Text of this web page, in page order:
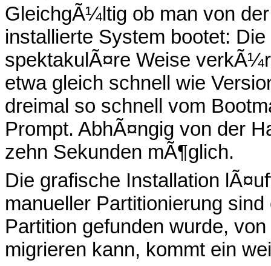
GleichgÃ¼ltig ob man von
installierte System bootet:
spektakulÃ¤re Weise
etwa gleich schnell wie
dreimal so schnell vom
Prompt. AbhÃ¤ngig von der
zehn Sekunden mÃ¶glich.
Die grafische Installation
manueller Partitionierung
Partition gefunden wurde,
migrieren kann, kommt ein